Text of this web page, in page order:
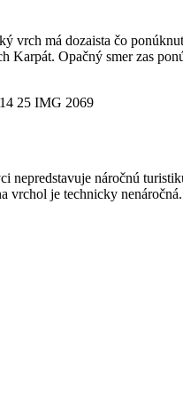
vrch má dozaista čo
Karpát. Opačný smer zas
nepredstavuje náročnú
vrchol je technicky